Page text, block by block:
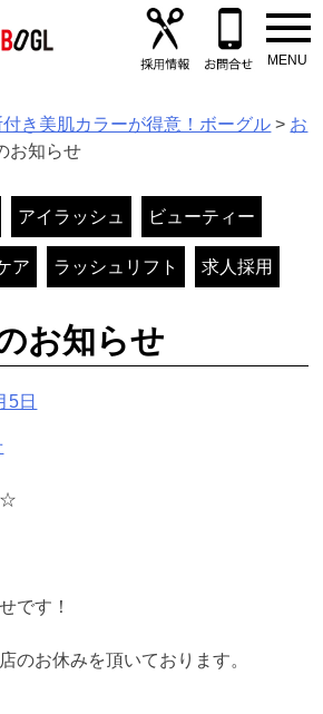
き美肌カラーが得意！ボーグル > お
お知らせ
アイラッシュ ビューティー
ア ラッシュリフト 求人採用
お知らせ
5日
☆
です！
のお休みを頂いております。